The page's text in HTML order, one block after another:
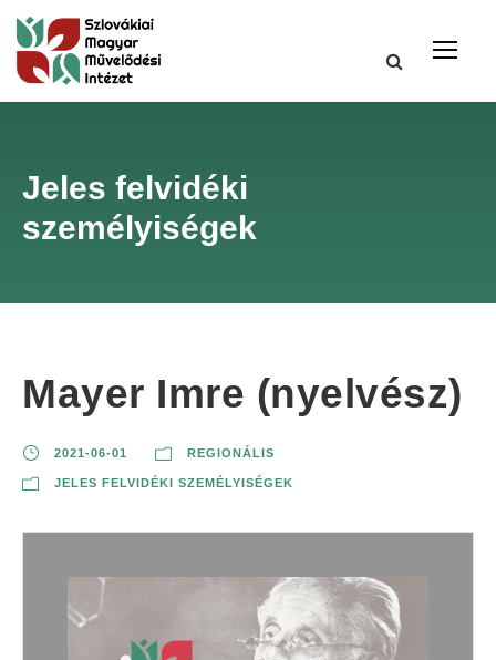
Jeles felvidéki
személyiségek
Mayer Imre (nyelvész)
2021-06-01 REGIONÁLIS
JELES FELVIDÉKI SZEMÉLYISÉGEK